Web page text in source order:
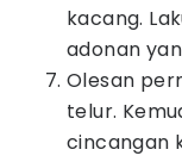
kacang.
adonan
Olesan
telur.
cincangan